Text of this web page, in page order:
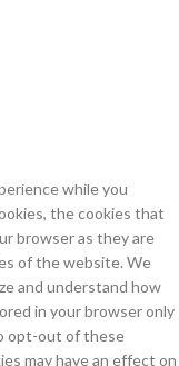
while you
the cookies that
browser as they are
of the website. We
and understand how
in your browser only
opt-out of these
may have an effect on